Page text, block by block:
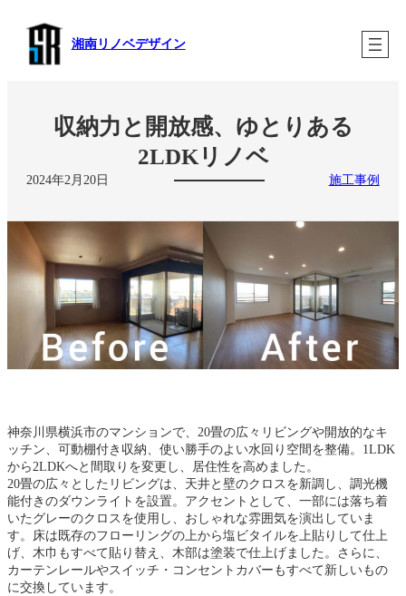
湘南リノベデザイン
収納力と開放感、ゆとりある
2LDKリノベ
2024年2月20日 施工事例
神奈川県横浜市のマンションで、20畳の広々リビングや開放的なキ
ッチン、可動棚付き収納、使い勝手のよい水回り空間を整備。1LDK
から2LDKへと間取りを変更し、居住性を高めました。
20畳の広々としたリビングは、天井と壁のクロスを新調し、調光機
能付きのダウンライトを設置。アクセントとして、一部には落ち着
いたグレーのクロスを使用し、おしゃれな雰囲気を演出していま
す。床は既存のフローリングの上から塩ビタイルを上貼りして仕上
げ、木巾もすべて貼り替え、木部は塗装で仕上げました。さらに、
カーテンレールやスイッチ・コンセントカバーもすべて新しいもの
に交換しています。